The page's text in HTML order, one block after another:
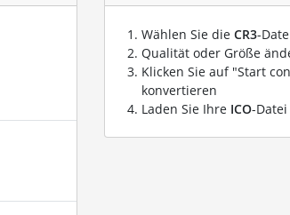
Wählen Sie die CR3-
Qualität oder Größe
Klicken Sie auf "Start
konvertieren
Laden Sie Ihre ICO-